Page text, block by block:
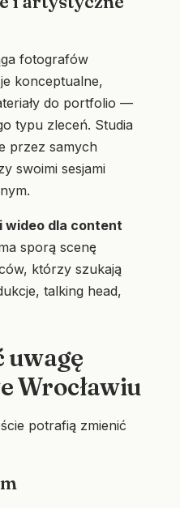
fotografów
konceptualne,
do portfolio —
typu zleceń. Studia
przez samych
swoimi sesjami
wideo dla content
sporą scenę
którzy szukają
talking head,
uwagę
Wrocławiu
potrafią zmienić